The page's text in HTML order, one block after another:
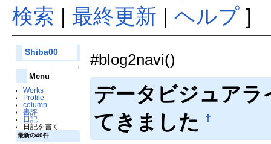
検索 | 最終更新 | ヘルプ]
Shiba00
↑
Menu
Works
Profile
column
書評
日記
日記を書く
最新の40件
#blog2navi()
データビジュアラ
てきました
†